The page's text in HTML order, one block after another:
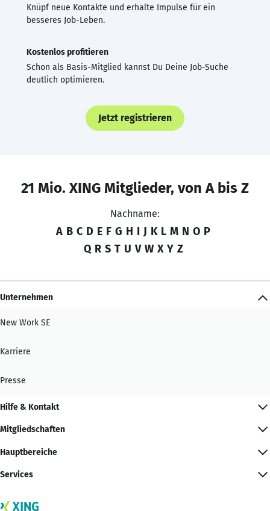
Knüpf neue Kontakte und erhalte Impulse für ein
besseres Job-Leben.
Kostenlos profitieren
Schon als Basis-Mitglied kannst Du Deine Job-Suche
deutlich optimieren.
Jetzt registrieren
21 Mio. XING Mitglieder, von A bis Z
Nachname:
A B C D E F G H I J K L M N O P
Q R S T U V W X Y Z
Unternehmen
New Work SE
Karriere
Presse
Hilfe & Kontakt
Mitgliedschaften
Hauptbereiche
Services